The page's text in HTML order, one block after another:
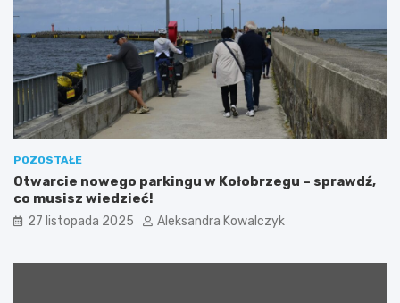
s
p
y
”
p
o
ł
ą
c
z
n
z
POZOSTAŁE
Otwarcie nowego parkingu w Kołobrzegu – sprawdź,
co musisz wiedzieć!
27 listopada 2025 Aleksandra Kowalczyk